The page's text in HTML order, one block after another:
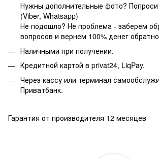
Нужны дополнительные фото?
(Viber, Whatsapp)
Не подошло? Не проблема - заберем
вопросов и вернем 100% денег
Наличными при получении.
Кредитной картой в privat24, LiqPay.
Через кассу или терминал
Приватбанк.
Гарантия от производителя 12 месяцев